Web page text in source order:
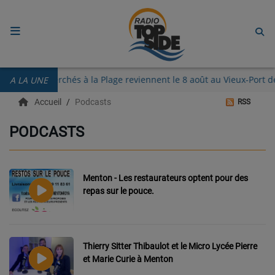
A LA UNEdes Perchés à la Plage reviennent le 8 août au Vieux-
RADIO
ECOUTER
RECHERCHE DE TITRES
TÉLÉCHARGER L'APPLICATION.
EMISSIONS
EQUIPES
Accueil Podcasts RSS
PODCASTS
Menton - Les restaurateurs optent pour des
repas sur le pouce.
Thierry Sitter Thibaulot et le Micro Lycée Pierre
et Marie Curie à Menton